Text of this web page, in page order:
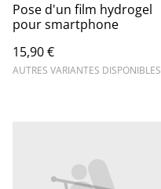
Pose d'un film hydrogel
pour smartphone
15,90 €
AUTRES VARIANTES DISPONIBLES